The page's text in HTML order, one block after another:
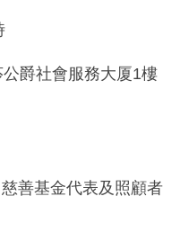
爵社會服務大厦1樓
善基金代表及照顧者